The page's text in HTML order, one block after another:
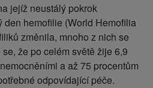
jejíž neustálý pokrok
den hemofilie (World Hemofilia
změnila, mnoho z nich se
že po celém světě žije 6,9
a až 75 procentům
odpovídající péče.